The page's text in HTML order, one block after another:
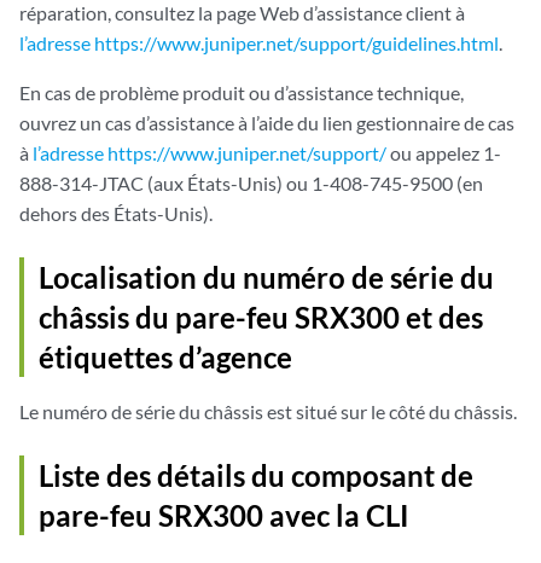
réparation, consultez la page Web d’assistance client à
l’adresse https://www.juniper.net/support/guidelines.html.
En cas de problème produit ou d’assistance technique,
ouvrez un cas d’assistance à l’aide du lien gestionnaire de cas
à l’adresse https://www.juniper.net/support/ou appelez 1-
888-314-JTAC (aux États-Unis) ou 1-408-745-9500 (en
dehors des États-Unis).
Localisation du numéro de série du
châssis du pare-feu SRX300 et des
étiquettes d’agence
Le numéro de série du châssis est situé sur le côté du châssis.
Liste des détails du composant de
pare-feu SRX300 avec la CLI